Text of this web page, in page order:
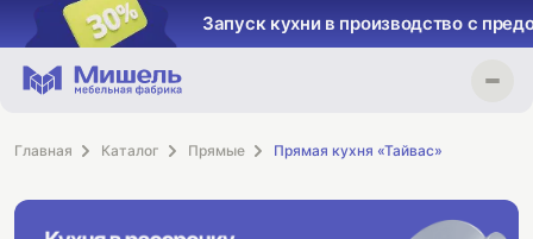
Запуск кухни в производство с
Главная Каталог Прямые Прямая кухня «Тайвас»